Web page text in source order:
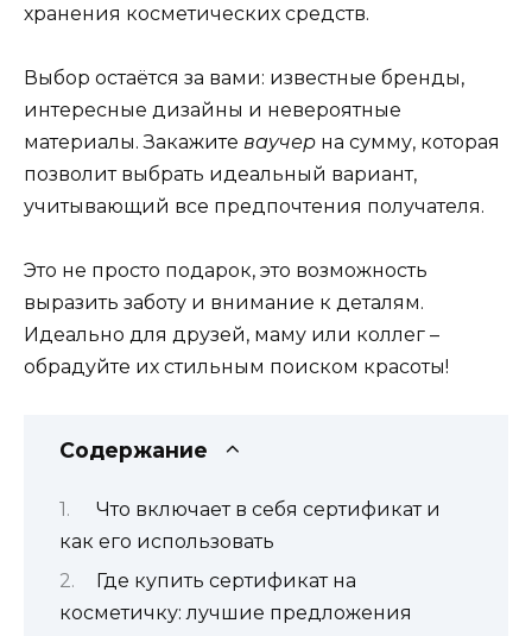
хранения косметических средств.
Выбор остаётся за вами: известные бренды,
интересные дизайны и невероятные
материалы. Закажите ваучер на сумму, которая
позволит выбрать идеальный вариант,
учитывающий все предпочтения получателя.
Это не просто подарок, это возможность
выразить заботу и внимание к деталям.
Идеально для друзей, маму или коллег –
обрадуйте их стильным поиском красоты!
Содержание
Что включает в себя сертификат и
как его использовать
Где купить сертификат на
косметичку: лучшие предложения